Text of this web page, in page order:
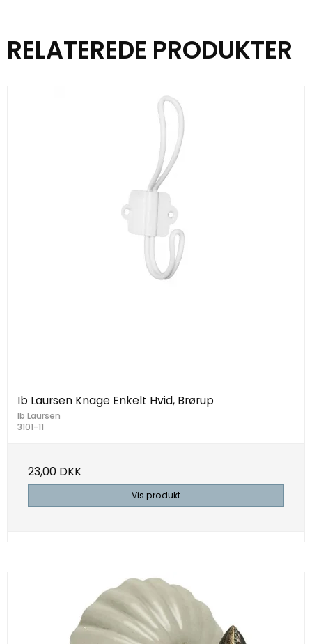
RELATEREDE PRODUKTER
Ib Laursen Knage Enkelt Hvid, Brørup
Ib Laursen
3101-11
23,00 DKK
Vis produkt